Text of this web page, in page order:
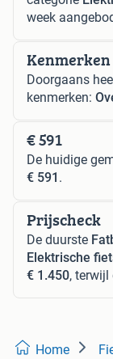
week
Kenmerken
Doorgaans
kenmerken:
€ 591
De huidige
€ 591 .
Prijscheck
De duurste
Elektrische
€ 1.450, terwijl
Home